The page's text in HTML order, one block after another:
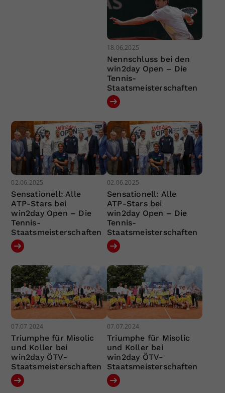
18.06.2025
Nennschluss bei den
win2day Open – Die
Tennis-
Staatsmeisterschaften
02.06.2025
Sensationell: Alle
ATP-Stars bei
win2day Open – Die
Tennis-
Staatsmeisterschaften
02.06.2025
Sensationell: Alle
ATP-Stars bei
win2day Open – Die
Tennis-
Staatsmeisterschaften
07.07.2024
Triumphe für Misolic
und Koller bei
win2day ÖTV-
Staatsmeisterschaften
07.07.2024
Triumphe für Misolic
und Koller bei
win2day ÖTV-
Staatsmeisterschaften